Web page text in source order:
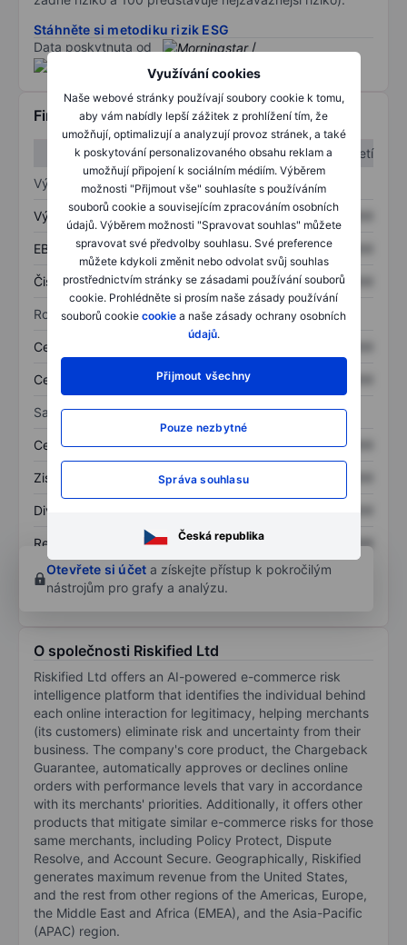
Využívání cookies
Naše webové stránky používají soubory cookie k tomu,
aby vám nabídly lepší zážitek z prohlížení tím, že
umožňují, optimalizují a analyzují provoz stránek, a také
k poskytování personalizovaného obsahu reklam a
umožňují připojení k sociálním médiím. Výběrem
možnosti "Přijmout vše" souhlasíte s používáním
souborů cookie a souvisejícím zpracováním osobních
údajů. Výběrem možnosti "Spravovat souhlas" můžete
spravovat své předvolby souhlasu. Své preference
můžete kdykoli změnit nebo odvolat svůj souhlas
prostřednictvím stránky se zásadami používání souborů
cookie. Prohlédněte si prosím naše zásady používání
souborů cookie cookie a naše zásady ochrany osobních
údajů.
Přijmout všechny
Pouze nezbytné
Správa souhlasu
Česká republika
Stáhněte si metodiku rizik ESG
Data poskytnuta od
/
Finanční informace
1. čtvrtletí
2. čtvrtletí
Výkaz zisku a ztráty
Výnos XXXXXXX XXXXXXX
EBITDA XXXXXXX XXXXXXX
Čistý příjem XXXXXXX XXXXXXX
Rozvaha
Celková aktiva
Celkový dluh XXXXXXX
Sazby
Cena/tržby XXXXXXX XXXXXXX
Zisk na akcii XXXXXXX
Dividenda na akcii
Rentabilita kapitálu XXXXXXX
XXXXXXX
Otevřete si účet a získejte přístup k pokročilým
nástrojům pro grafy a analýzu.
O společnosti Riskified Ltd
Riskified Ltd offers an AI-powered e-commerce risk
intelligence platform that identifies the individual behind
each online interaction for legitimacy, helping merchants
(its customers) eliminate risk and uncertainty from their
business. The company's core product, the Chargeback
Guarantee, automatically approves or declines online
orders with performance levels that vary in accordance
with its merchants' priorities. Additionally, it offers other
products that mitigate similar e-commerce risks for those
same merchants, including Policy Protect, Dispute
Resolve, and Account Secure. Geographically, Riskified
generates maximum revenue from the United States,
and the rest from other regions of the Americas, Europe,
the Middle East and Africa (EMEA), and the Asia-Pacific
(APAC) region.